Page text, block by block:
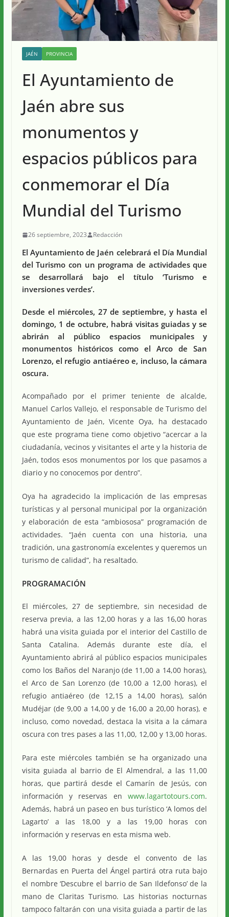
JAÉN PROVINCIA
El Ayuntamiento de
Jaén abre sus
monumentos y
espacios públicos para
conmemorar el Día
Mundial del Turismo
26 septiembre, 2023 Redacción
El Ayuntamiento de Jaén celebrará el Día Mundial
del Turismo con un programa de actividades que
se desarrollará bajo el título ‘Turismo e
inversiones verdes’.
Desde el miércoles, 27 de septiembre, y hasta el
domingo, 1 de octubre, habrá visitas guiadas y se
abrirán al público espacios municipales y
monumentos históricos como el Arco de San
Lorenzo, el refugio antiaéreo e, incluso, la cámara
oscura.
Acompañado por el primer teniente de alcalde,
Manuel Carlos Vallejo, el responsable de Turismo del
Ayuntamiento de Jaén, Vicente Oya, ha destacado
que este programa tiene como objetivo “acercar a la
ciudadanía, vecinos y visitantes el arte y la historia de
Jaén, todos esos monumentos por los que pasamos a
diario y no conocemos por dentro”.
Oya ha agradecido la implicación de las empresas
turísticas y al personal municipal por la organización
y elaboración de esta “ambiososa” programación de
actividades. “Jaén cuenta con una historia, una
tradición, una gastronomía excelentes y queremos un
turismo de calidad”, ha resaltado.
PROGRAMACIÓN
El miércoles, 27 de septiembre, sin necesidad de
reserva previa, a las 12,00 horas y a las 16,00 horas
habrá una visita guiada por el interior del Castillo de
Santa Catalina. Además durante este día, el
Ayuntamiento abrirá al público espacios municipales
como los Baños del Naranjo (de 11,00 a 14,00 horas),
el Arco de San Lorenzo (de 10,00 a 12,00 horas), el
refugio antiaéreo (de 12,15 a 14,00 horas), salón
Mudéjar (de 9,00 a 14,00 y de 16,00 a 20,00 horas), e
incluso, como novedad, destaca la visita a la cámara
oscura con tres pases a las 11,00, 12,00 y 13,00 horas.
Para este miércoles también se ha organizado una
visita guiada al barrio de El Almendral, a las 11,00
horas, que partirá desde el Camarín de Jesús, con
información y reservas enwww.lagartotours.com.
Además, habrá un paseo en bus turístico ‘A lomos del
Lagarto’ a las 18,00 y a las 19,00 horas con
información y reservas en esta misma web.
A las 19,00 horas y desde el convento de las
Bernardas en Puerta del Ángel partirá otra ruta bajo
el nombre ‘Descubre el barrio de San Ildefonso’ de la
mano de Claritas Turismo. Las historias nocturnas
tampoco faltarán con una visita guiada a partir de las